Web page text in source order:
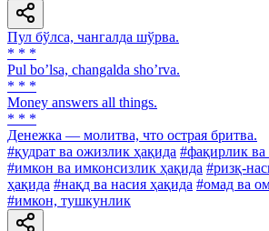
Пул бўлса, чангалда шўрва.
* * *
Pul boʼlsa, changalda shoʼrva.
* * *
Money answers all things.
* * *
Денежка — молитва, что острая бритва.
#қудрат ва ожизлик ҳақида #фақирлик ва
#имкон ва имконсизлик ҳақида #ризқ-
ҳақида #нақд ва насия ҳақида #омад ва
#имкон, тушкунлик